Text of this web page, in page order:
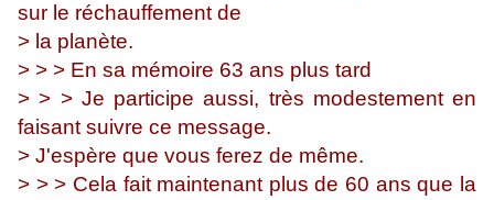
sur le réchauffement de
> la planète.
> > > En sa mémoire 63 ans plus tard
> > > Je participe aussi, très modestement en
faisant suivre ce message.
> J'espère que vous ferez de même.
> > > Cela fait maintenant plus de 60 ans que la